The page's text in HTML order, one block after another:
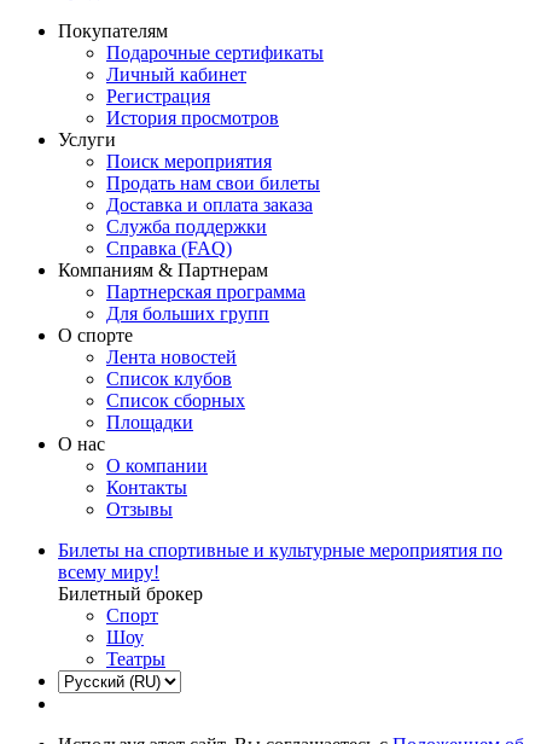
Покупателям
Подарочные сертификаты
Личный кабинет
Регистрация
История просмотров
Услуги
Поиск мероприятия
Продать нам свои билеты
Доставка и оплата заказа
Служба поддержки
Справка (FAQ)
Компаниям & Партнерам
Партнерская программа
Для больших групп
О спорте
Лента новостей
Список клубов
Список сборных
Площадки
О нас
О компании
Контакты
Отзывы
Билеты на спортивные и культурные мероприятия по
всему миру!
Билетный брокер
Спорт
Шоу
Театры